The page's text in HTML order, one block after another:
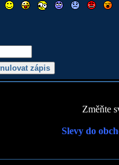
Změňte
Slevy do